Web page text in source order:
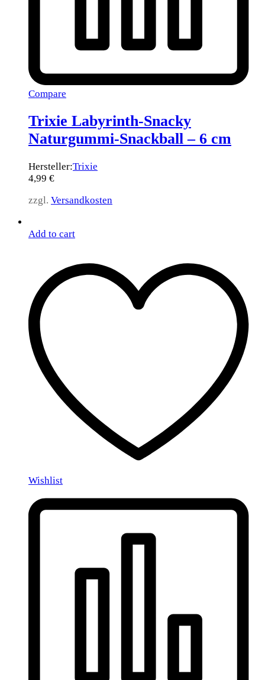
Compare
Trixie Labyrinth-Snacky
Naturgummi-Snackball – 6 cm
Hersteller:Trixie
4,99 €
zzgl. Versandkosten
Add to cart
Wishlist